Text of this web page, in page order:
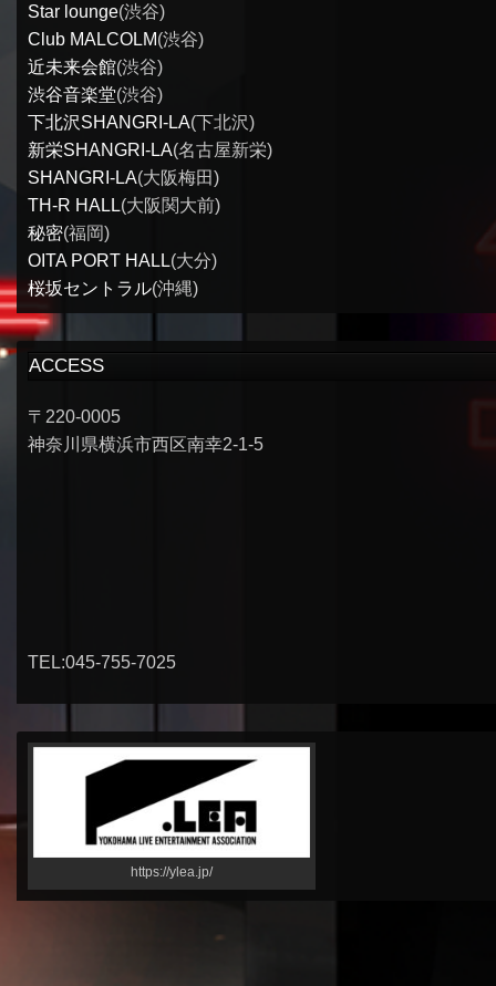
Star lounge(渋谷)
Club MALCOLM(渋谷)
近未来会館(渋谷)
渋谷音楽堂(渋谷)
下北沢SHANGRI-LA(下北沢)
新栄SHANGRI-LA(名古屋新栄)
SHANGRI-LA(大阪梅田)
TH-R HALL(大阪関大前)
秘密(福岡)
OITA PORT HALL(大分)
桜坂セントラル(沖縄)
ACCESS
〒220-0005
神奈川県横浜市西区南幸2-1-5
TEL:045-755-7025
https://ylea.jp/